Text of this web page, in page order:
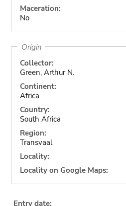
Maceration:
No
Origin
Collector:
Green, Arthur N.
Continent:
Africa
Country:
South Africa
Region:
Transvaal
Locality:
Locality on Google Maps:
Entry date: